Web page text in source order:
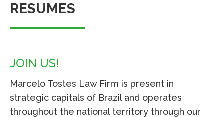
RESUMES
JOIN US!
Marcelo Tostes Law Firm is present in
strategic capitals of Brazil and operates
throughout the national territory through our